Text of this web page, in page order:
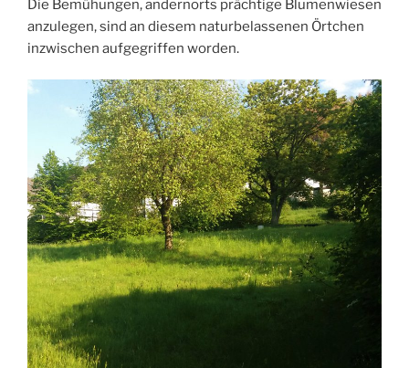
Die Bemühungen, andernorts prächtige Blumenwiesen
anzulegen, sind an diesem naturbelassenen Örtchen
inzwischen aufgegriffen worden.